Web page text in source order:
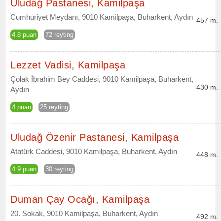
Uludağ Pastanesi, Kamilpaşa
Cumhuriyet Meydanı, 9010 Kamilpaşa, Buharkent, Aydın
4.8 puan 72 reyting
457 m.
Lezzet Vadisi, Kamilpaşa
Çolak İbrahim Bey Caddesi, 9010 Kamilpaşa, Buharkent,
Aydın
4 puan 25 reyting
430 m.
Uludağ Özenir Pastanesi, Kamilpaşa
Atatürk Caddesi, 9010 Kamilpaşa, Buharkent, Aydın
4.9 puan 30 reyting
448 m.
Duman Çay Ocağı, Kamilpaşa
20. Sokak, 9010 Kamilpaşa, Buharkent, Aydın 492 m.